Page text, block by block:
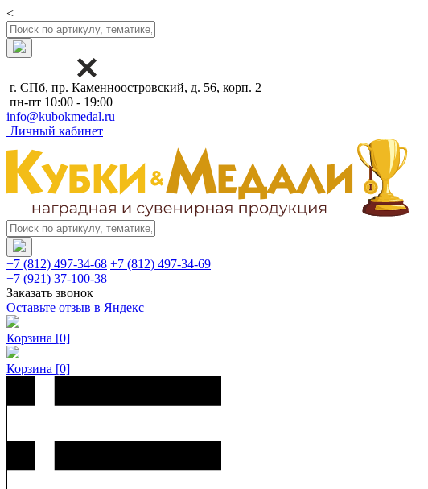
<
г. СПб, пр. Каменноостровский, д. 56, корп. 2
пн-пт 10:00 - 19:00
info@kubokmedal.ru
Личный кабинет
+7 (812) 497-34-68 +7 (812) 497-34-69
+7 (921) 37-100-38
Заказать звонок
Оставьте отзыв в Яндекс
Корзина [0]
Корзина [0]